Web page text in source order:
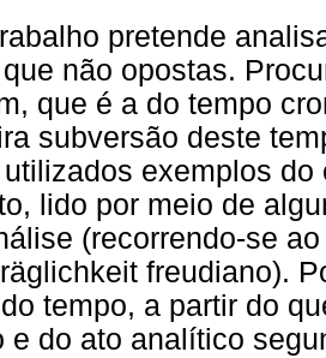
pretende
não opostas.
que é a do tempo
subversão deste
exemplos
lido por meio de
(recorrendo-se
freudiano).
tempo, a partir do
e do ato analítico